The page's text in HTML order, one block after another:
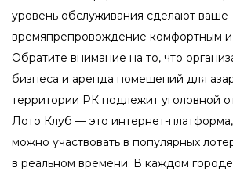
уровень обслуживания сделают ваше
времяпрепровождение комфортным
Обратите внимание на то, что
бизнеса и аренда помещений для
территории РК подлежит уголовной
Лото Клуб — это интернет-
можно участвовать в популярных
в реальном времени. В каждом городе